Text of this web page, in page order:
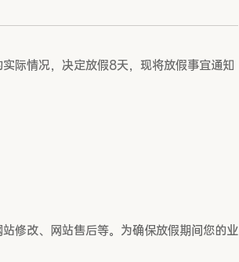
际情况，决定放假8天，现将放假事宜通知
修改、网站售后等。为确保放假期间您的业